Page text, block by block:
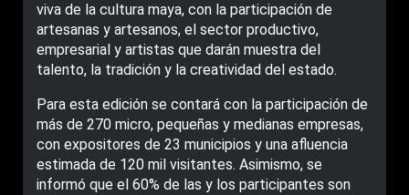
viva de la cultura maya, con la participación de
artesanas y artesanos, el sector productivo,
empresarial y artistas que darán muestra del
talento, la tradición y la creatividad del estado.
Para esta edición se contará con la participación de
más de 270 micro, pequeñas y medianas empresas,
con expositores de 23 municipios y una afluencia
estimada de 120 mil visitantes. Asimismo, se
informó que el 60% de las y los participantes son